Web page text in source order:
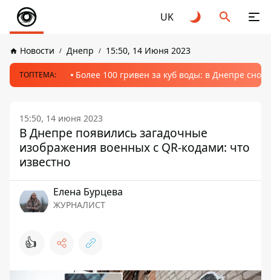
UK
Новости Днепр 15:50, 14 Июня 2023
ТОПТЕМА: Более 100 гривен за куб воды: в Днепре
15:50, 14 июня 2023
В Днепре появились загадочные
изображения военных с QR-кодами: что
известно
Елена Бурцева
ЖУРНАЛИСТ
👍